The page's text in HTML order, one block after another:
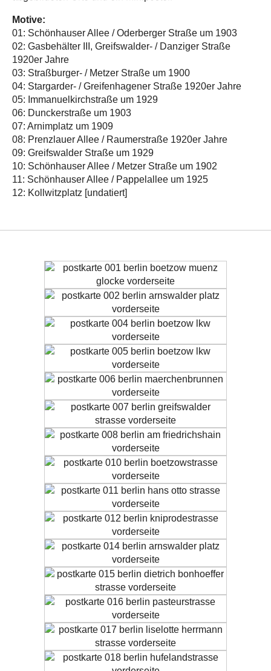
Motive:
01: Schönhauser Allee / Oderberger Straße um 1903
02: Gasbehälter III, Greifswalder- / Danziger Straße
1920er Jahre
03: Straßburger- / Metzer Straße um 1900
04: Stargarder- / Greifenhagener Straße 1920er Jahre
05: Immanuelkirchstraße um 1929
06: Dunckerstraße um 1903
07: Arnimplatz um 1909
08: Prenzlauer Allee / Raumerstraße 1920er Jahre
09: Greifswalder Straße um 1929
10: Schönhauser Allee / Metzer Straße um 1902
11: Schönhauser Allee / Pappelallee um 1925
12: Kollwitzplatz [undatiert]